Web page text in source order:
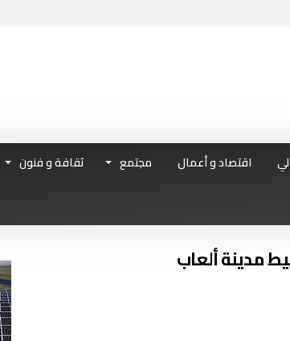
اقتصاد و أعمال مجتمع ثقافة و فنون
مدينة ألعاب